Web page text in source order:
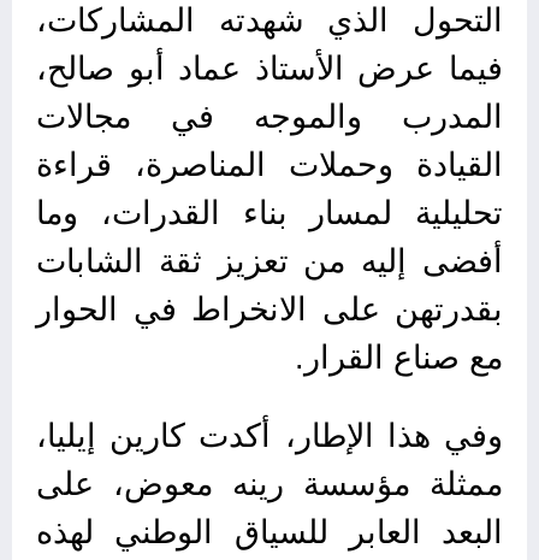
التحول الذي شهدته المشاركات،
فيما عرض الأستاذ عماد أبو صالح،
المدرب والموجه في مجالات
القيادة وحملات المناصرة، قراءة
تحليلية لمسار بناء القدرات، وما
أفضى إليه من تعزيز ثقة الشابات
بقدرتهن على الانخراط في الحوار
مع صناع القرار.
وفي هذا الإطار، أكدت كارين إيليا،
ممثلة مؤسسة رينه معوض، على
البعد العابر للسياق الوطني لهذه